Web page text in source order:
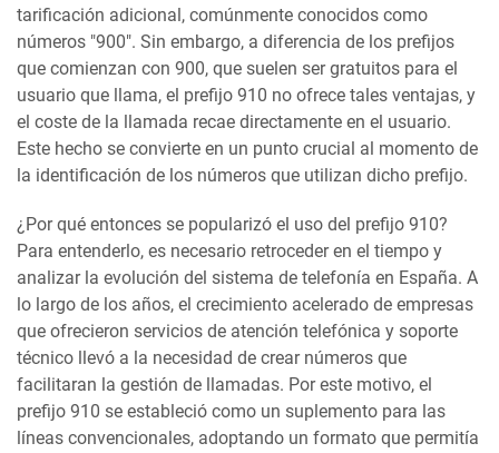
tarificación adicional, comúnmente conocidos como
números "900". Sin embargo, a diferencia de los prefijos
que comienzan con 900, que suelen ser gratuitos para el
usuario que llama, el prefijo 910 no ofrece tales ventajas, y
el coste de la llamada recae directamente en el usuario.
Este hecho se convierte en un punto crucial al momento de
la identificación de los números que utilizan dicho prefijo.
¿Por qué entonces se popularizó el uso del prefijo 910?
Para entenderlo, es necesario retroceder en el tiempo y
analizar la evolución del sistema de telefonía en España. A
lo largo de los años, el crecimiento acelerado de empresas
que ofrecieron servicios de atención telefónica y soporte
técnico llevó a la necesidad de crear números que
facilitaran la gestión de llamadas. Por este motivo, el
prefijo 910 se estableció como un suplemento para las
líneas convencionales, adoptando un formato que permitía